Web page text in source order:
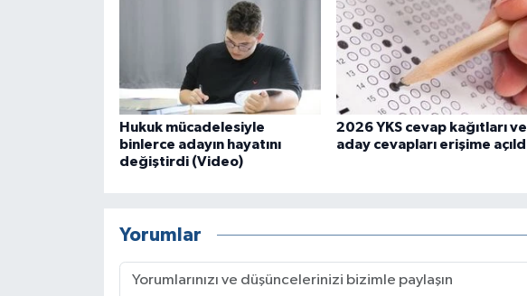
Hukuk mücadelesiyle
binlerce adayın hayatını
değiştirdi (Video)
2026 YKS cevap kağıtları ve
aday cevapları erişime
Yorumlar